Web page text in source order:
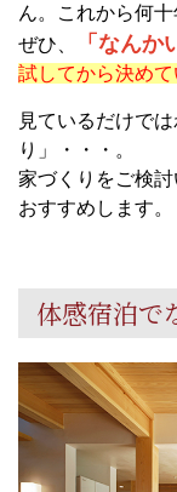
ん。これから何
ぜひ、
「なんか
試してから決め
見ているだけで
り」・・・。
家づくりをご検
おすすめします。
体感宿泊で